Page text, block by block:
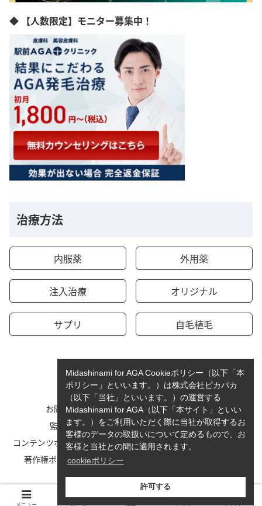
◆ 【人数限定】モニター募集中！
治療方法
内服薬 外用薬
注入治療 オリジナル
サプリ 自毛植毛
お問い合わせ
運営者情報
監修者一覧
cookieポリシーについて
コンテンツポリシーと運営指針
利用規約
著作権ポリシー/免責事項
サイトマップ
© 2023-2026 Midashinami for AGA.
Midashinami for AGA Cookieポリシー（以下「本
ポリシー」といいます。）は株式会社ピカパカ
（以下「当社」といいます。）の運営する
Midashinami for AGA（以下「本サイト」といい
ます。）をご利用いただく際に当社が取得するお
客様のデータの取扱いについて定めるもので、お
客様と当社との間に適用されます。
cookieポリシー
許可する